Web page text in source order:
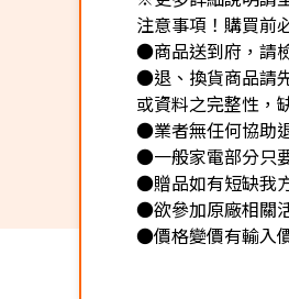
注意事項！購買前
●商品送到府，請
●退、換貨商品請
或資料之完整性，
●業者無任何協助
●一般家電部分只
●贈品如有短缺我
●欲參加原廠相關
●價格變價有輸入